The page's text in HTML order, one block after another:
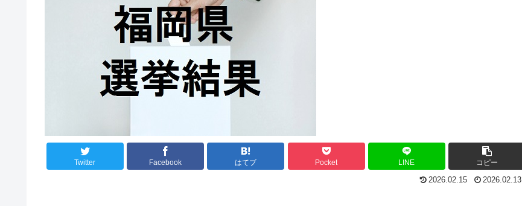
Twitter Facebook はてブ Pocket LINE コピー
2026.02.15 2026.02.13